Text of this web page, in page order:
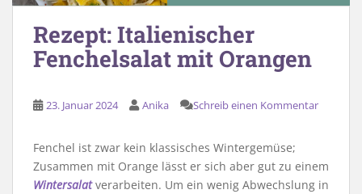
Rezept: Italienischer
Fenchelsalat mit Orangen
23. Januar 2024 Anika Schreib einen Kommentar
Fenchel ist zwar kein klassisches Wintergemüse;
Zusammen mit Orange lässt er sich aber gut zu einem
Wintersalatverarbeiten. Um ein wenig Abwechslung in